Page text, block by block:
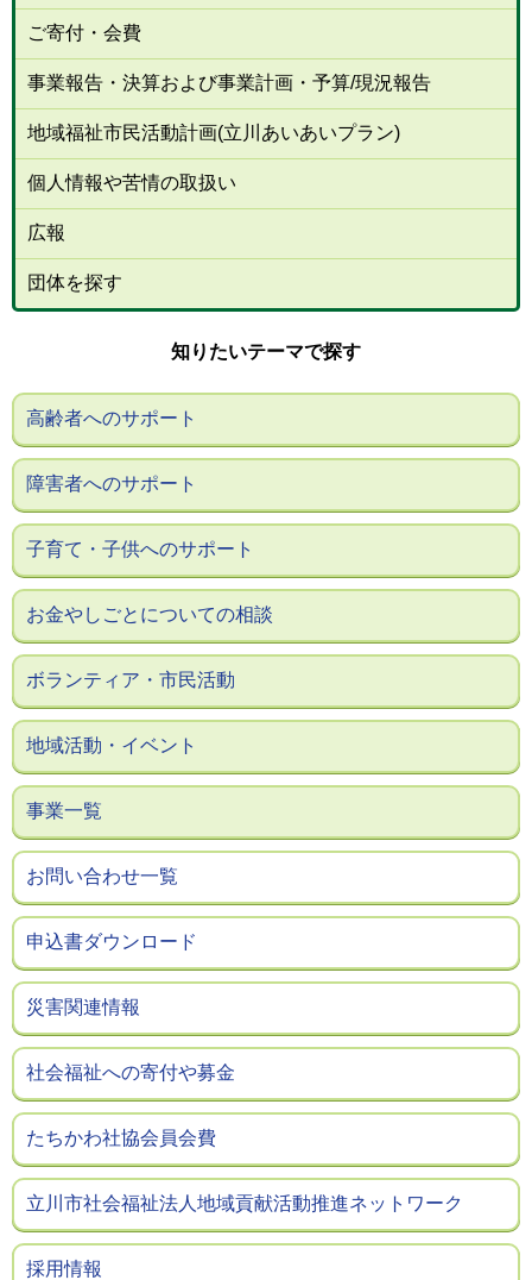
ご寄付・会費
事業報告・決算および事業計画・予算/現況報告
地域福祉市民活動計画(立川あいあいプラン)
個人情報や苦情の取扱い
広報
団体を探す
知りたいテーマで探す
高齢者へのサポート
障害者へのサポート
子育て・子供へのサポート
お金やしごとについての相談
ボランティア・市民活動
地域活動・イベント
事業一覧
お問い合わせ一覧
申込書ダウンロード
災害関連情報
社会福祉への寄付や募金
たちかわ社協会員会費
立川市社会福祉法人地域貢献活動推進ネットワーク
採用情報